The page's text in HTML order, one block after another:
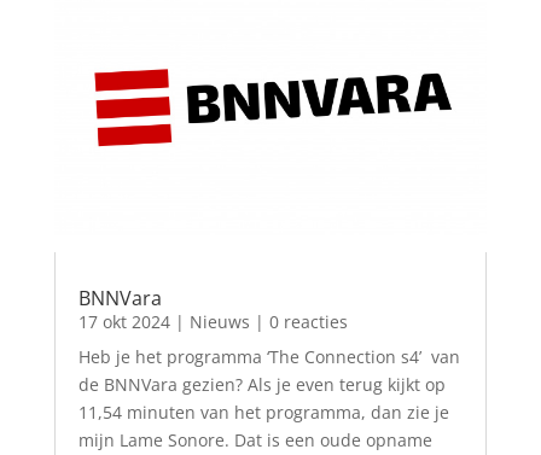
BNNVara
17 okt 2024| Nieuws | 0 reacties
Heb je het programma ‘The Connection s4’ van
de BNNVara gezien? Als je even terug kijkt op
11,54 minuten van het programma, dan zie je
mijn Lame Sonore. Dat is een oude opname